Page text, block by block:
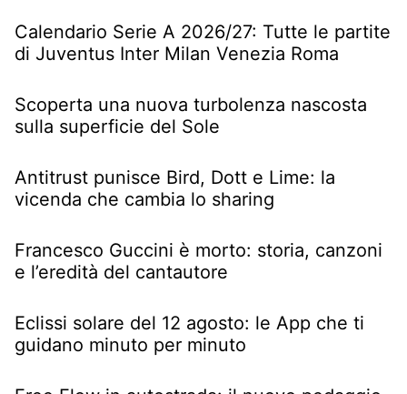
Calendario Serie A 2026/27: Tutte le partite
di Juventus Inter Milan Venezia Roma
Scoperta una nuova turbolenza nascosta
sulla superficie del Sole
Antitrust punisce Bird, Dott e Lime: la
vicenda che cambia lo sharing
Francesco Guccini è morto: storia, canzoni
e l’eredità del cantautore
Eclissi solare del 12 agosto: le App che ti
guidano minuto per minuto